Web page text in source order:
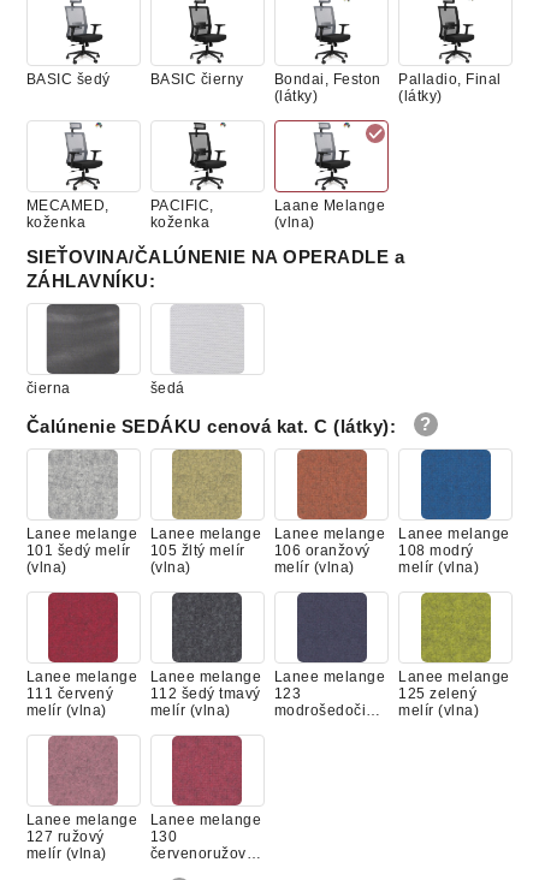
BASIC šedý BASIC čierny
Bondai, Feston
(látky)
Palladio, Final
(látky)
MECAMED,
koženka
PACIFIC,
koženka
Laane Melange
(vlna)
SIEŤOVINA/ČALÚNENIE NA OPERADLE a
ZÁHLAVNÍKU:
čierna šedá
Čalúnenie SEDÁKU cenová kat. C (látky):
Lanee melange
101 šedý melír
(vlna)
Lanee melange
105 žltý melír
(vlna)
Lanee melange
106 oranžový
melír (vlna)
Lanee melange
108 modrý
melír (vlna)
Lanee melange
111 červený
melír (vlna)
Lanee melange
112 šedý tmavý
melír (vlna)
Lanee melange
123
modrošedočier
Lanee melange
125 zelený
melír (vlna)
Lanee melange
127 ružový
melír (vlna)
Lanee melange
130
červenoružový